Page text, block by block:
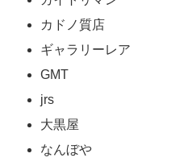
カドノ質店
ギャラリーレア
GMT
jrs
大黒屋
なんぼや